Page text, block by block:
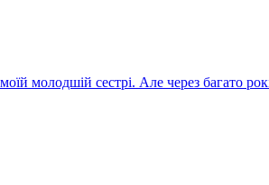
молодшій сестрі. Але через багато